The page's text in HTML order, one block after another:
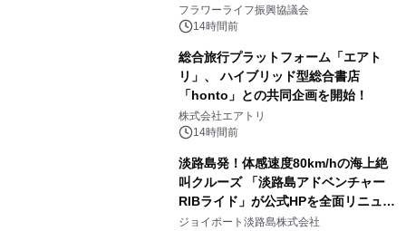
フラワーライフ振興協議会
14時間前
総合旅行プラットフォーム「エアト
リ」、 ハイブリッド型総合書店
「honto」との共同企画を開始！
株式会社エアトリ
14時間前
淡路島発！体感速度80km/hの海上絶
叫クルーズ 「淡路島アドベンチャー
RIBライド」が公式HPを全面リニュー
アル！ ～スマホで即予約完了の「スマ
ジョイポート淡路島株式会社